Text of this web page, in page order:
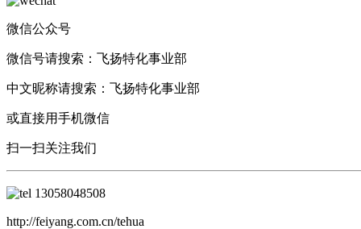
微信公众号
微信号请搜索： 飞扬特化事业部
中文昵称请搜索： 飞扬特化事业部
或直接用手机微信
扫一扫关注我们
13058048508
http://feiyang.com.cn/tehua